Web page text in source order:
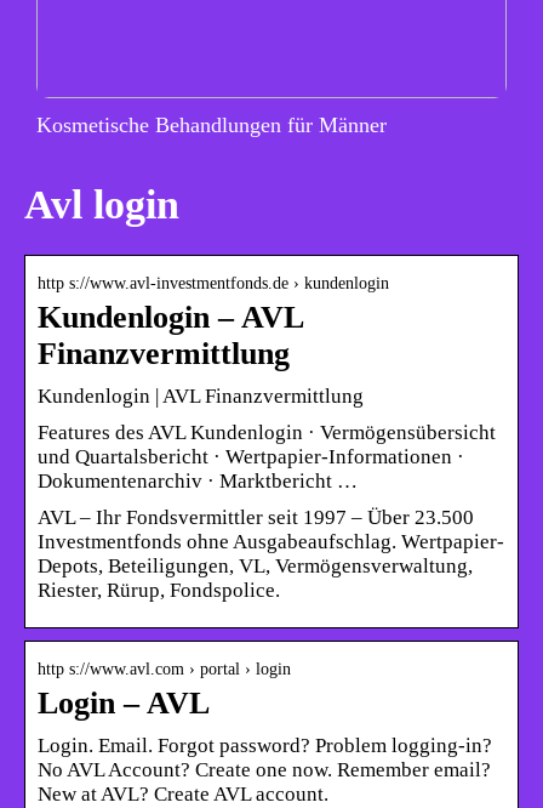
Kosmetische Behandlungen für Männer
Avl login
http s://www.avl-investmentfonds.de › kundenlogin
Kundenlogin – AVL
Finanzvermittlung
Kundenlogin | AVL Finanzvermittlung
Features des AVL Kundenlogin · Vermögensübersicht
und Quartalsbericht · Wertpapier-Informationen ·
Dokumentenarchiv · Marktbericht …
AVL – Ihr Fondsvermittler seit 1997 – Über 23.500
Investmentfonds ohne Ausgabeaufschlag. Wertpapier-
Depots, Beteiligungen, VL, Vermögensverwaltung,
Riester, Rürup, Fondspolice.
http s://www.avl.com › portal › login
Login – AVL
Login. Email. Forgot password? Problem logging-in?
No AVL Account? Create one now. Remember email?
New at AVL? Create AVL account.